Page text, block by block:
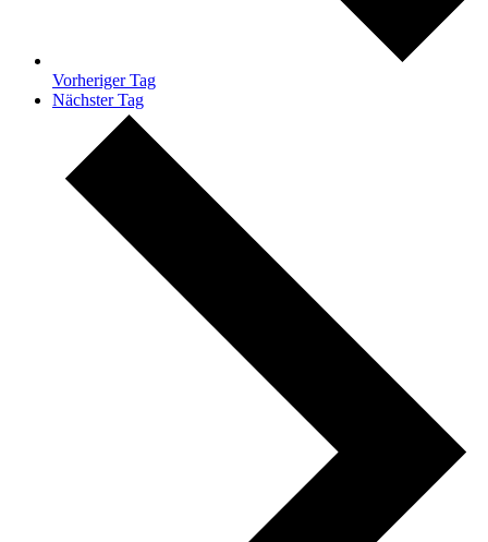
Vorheriger Tag
Nächster Tag